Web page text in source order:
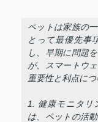
ペットは家族の
とって最優先事
し、早期に問題
が、スマートウ
重要性と利点につ
1. 健康モニタリ
は、ペットの活